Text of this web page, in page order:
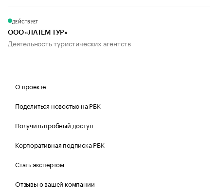
ДЕЙСТВУЕТ
ООО «ЛАТЕМ ТУР»
Деятельность туристических агентств
О проекте
Поделиться новостью на РБК
Получить пробный доступ
Корпоративная подписка РБК
Стать экспертом
Отзывы о вашей компании